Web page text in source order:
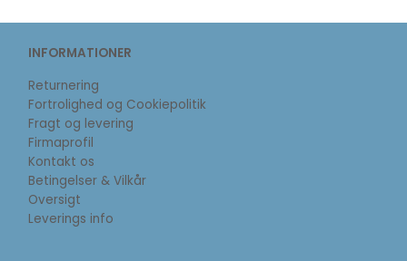
INFORMATIONER
Returnering
Fortrolighed og Cookiepolitik
Fragt og levering
Firmaprofil
Kontakt os
Betingelser & Vilkår
Oversigt
Leverings info